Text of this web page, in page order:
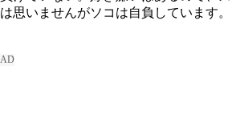
は思いませんがソコは自負しています。